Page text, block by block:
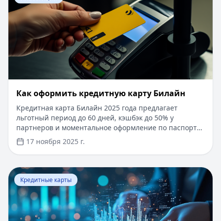
​Как оформить кредитную карту Билайн
Кредитная карта Билайн 2025 года предлагает
льготный период до 60 дней, кэшбэк до 50% у
партнеров и моментальное оформление по паспорту.
Заемные средства до 300 000 рублей доступны без
подтверждения дохода. Узнайте, как получить карту с
выгодными условиями и управлять финансами
эффективно. Для сравнения кредитных продуктов и
выбора оптимального решения воспользуйтесь
сервисом Кредитный Зай, где собраны актуальные
предложения от ведущих банков
17 ноября 2025 г.
Перейти к статье:Что такое паи фондов?
Кредитные карты